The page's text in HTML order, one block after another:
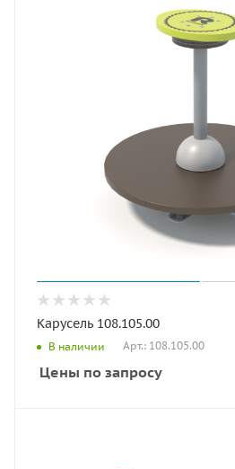
Карусель 108.105.00
В наличии Арт.: 108.105.00
Цены по запросу